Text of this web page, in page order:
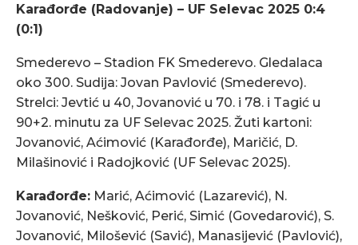
Karađorđe (Radovanje) – UF Selevac 2025 0:4
(0:1)
Smederevo – Stadion FK Smederevo. Gledalaca
oko 300. Sudija: Jovan Pavlović (Smederevo).
Strelci: Jevtić u 40, Jovanović u 70. i 78. i Tagić u
90+2. minutu za UF Selevac 2025. Žuti kartoni:
Jovanović, Aćimović (Karađorđe), Maričić, D.
Milašinović i Radojković (UF Selevac 2025).
Karađorđe: Marić, Aćimović (Lazarević), N.
Jovanović, Nešković, Perić, Simić (Govedarović), S.
Jovanović, Milošević (Savić), Manasijević (Pavlović),